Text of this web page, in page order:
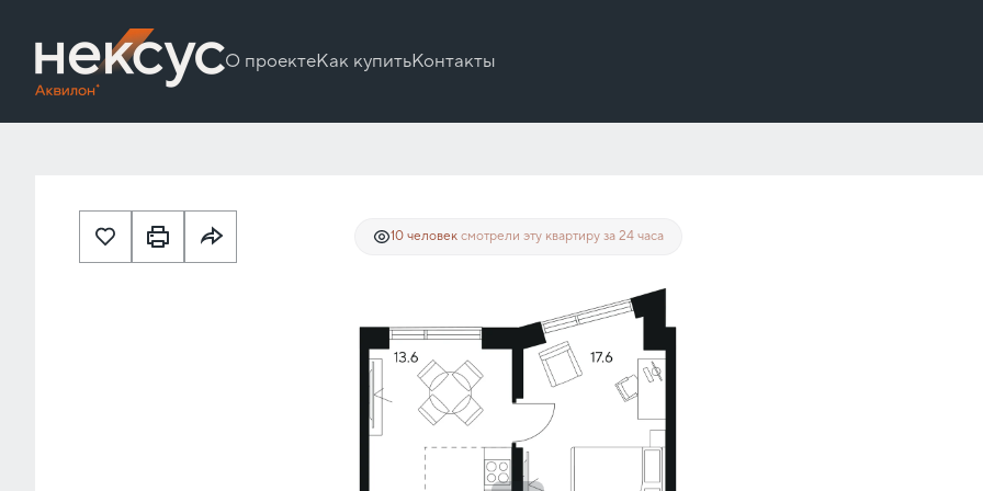
О проектеКак купитьКонтакты
1-комнатная 43.3 м 235 163 007 руб.
10 человек смотрели эту квартиру за 24 часа